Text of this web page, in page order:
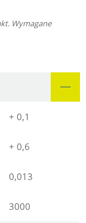
Wymagane
+ 0,1
+ 0,6
0,013
3000